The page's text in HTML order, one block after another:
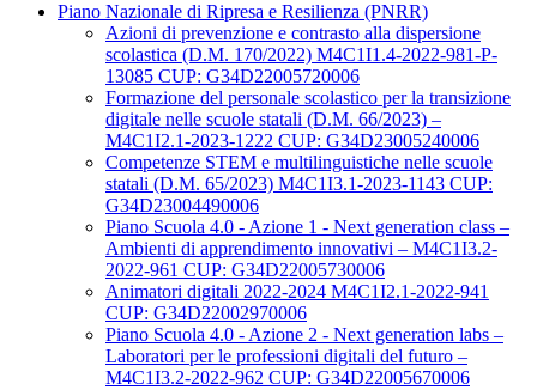
Piano Nazionale di Ripresa e Resilienza (PNRR)
Azioni di prevenzione e contrasto alla dispersione
scolastica (D.M. 170/2022) M4C1I1.4-2022-981-P-
13085 CUP: G34D22005720006
Formazione del personale scolastico per la transizione
digitale nelle scuole statali (D.M. 66/2023) –
M4C1I2.1-2023-1222 CUP: G34D23005240006
Competenze STEM e multilinguistiche nelle scuole
statali (D.M. 65/2023) M4C1I3.1-2023-1143 CUP:
G34D23004490006
Piano Scuola 4.0 - Azione 1 - Next generation class –
Ambienti di apprendimento innovativi – M4C1I3.2-
2022-961 CUP: G34D22005730006
Animatori digitali 2022-2024 M4C1I2.1-2022-941
CUP: G34D22002970006
Piano Scuola 4.0 - Azione 2 - Next generation labs –
Laboratori per le professioni digitali del futuro –
M4C1I3.2-2022-962 CUP: G34D22005670006